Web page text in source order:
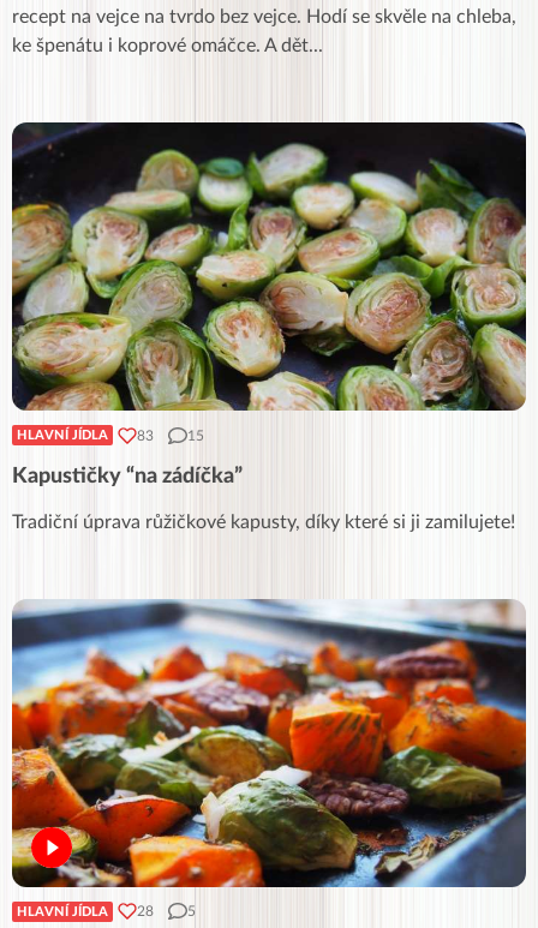
recept na vejce na tvrdo bez vejce. Hodí se skvěle na chleba,
ke špenátu i koprové omáčce. A dět...
HLAVNÍ JÍDLA 83 15
Kapustičky “na zádíčka”
Tradiční úprava růžičkové kapusty, díky které si ji zamilujete!
HLAVNÍ JÍDLA 28 5